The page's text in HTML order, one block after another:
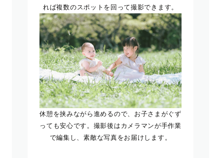
れば複数のスポットを回って撮影できます。
休憩を挟みながら進めるので、お子さまがぐず
っても安心です。撮影後はカメラマンが手作業
で編集し、素敵な写真をお届けします。